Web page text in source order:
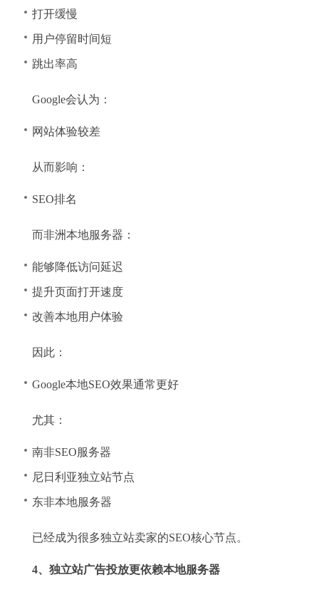
打开缓慢
用户停留时间短
跳出率高
Google会认为：
网站体验较差
从而影响：
SEO排名
而非洲本地服务器：
能够降低访问延迟
提升页面打开速度
改善本地用户体验
因此：
Google本地SEO效果通常更好
尤其：
南非SEO服务器
尼日利亚独立站节点
东非本地服务器
已经成为很多独立站卖家的SEO核心节点。
4、独立站广告投放更依赖本地服务器